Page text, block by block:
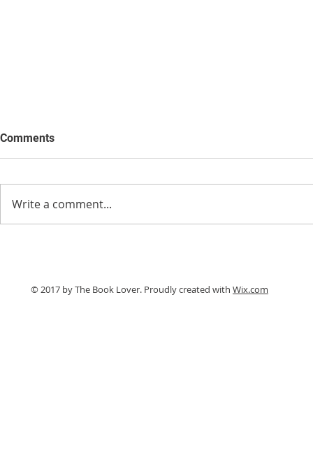
konštrukciu
Comments
Write a comment...
© 2017 by The Book Lover. Proudly created with Wix.com